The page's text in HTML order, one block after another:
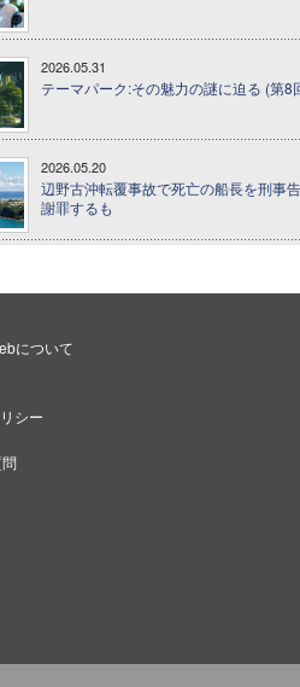
2026.05.31
テーマパーク:その魅力の謎に迫る (第8
2026.05.20
辺野古沖転覆事故で死亡の船長を刑事
謝罪するも
について
シー